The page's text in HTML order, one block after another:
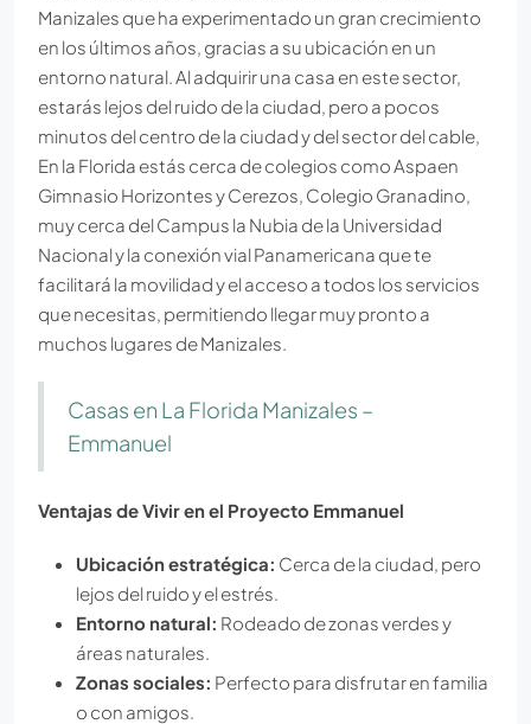
Manizales que ha experimentado un gran crecimiento
en los últimos años, gracias a su ubicación en un
entorno natural. Al adquirir una casa en este sector,
estarás lejos del ruido de la ciudad, pero a pocos
minutos del centro de la ciudad y del sector del cable,
En la Florida estás cerca de colegios como Aspaen
Gimnasio Horizontes y Cerezos, Colegio Granadino,
muy cerca del Campus la Nubia de la Universidad
Nacional y la conexión vial Panamericana que te
facilitará la movilidad y el acceso a todos los servicios
que necesitas, permitiendo llegar muy pronto a
muchos lugares de Manizales.
Casas en La Florida Manizales –
Emmanuel
Ventajas de Vivir en el Proyecto Emmanuel
Ubicación estratégica: Cerca de la ciudad, pero
lejos del ruido y el estrés.
Entorno natural: Rodeado de zonas verdes y
áreas naturales.
Zonas sociales: Perfecto para disfrutar en familia
o con amigos.